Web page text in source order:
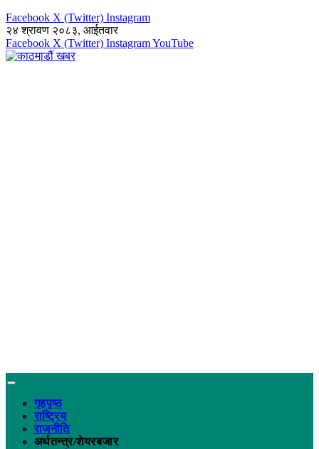
Facebook X (Twitter) Instagram
२४ श्रावण २०८३, आईतवार
Facebook X (Twitter) InstagramYouTube
गृहपृष्ठ
राष्ट्रिय
राजनीति
अर्थतन्त्र/शेयरबजार